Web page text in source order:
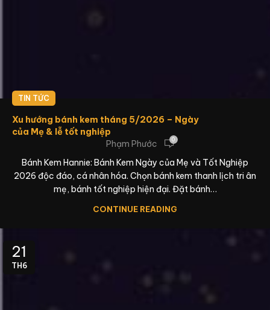
TIN TỨC
Xu hướng bánh kem tháng 5/2026 – Ngày
của Mẹ & lễ tốt nghiệp
Phạm Phước
0
Bánh Kem Hannie: Bánh Kem Ngày của Mẹ và Tốt Nghiệp
2026 độc đáo, cá nhân hóa. Chọn bánh kem thanh lịch tri ân
mẹ, bánh tốt nghiệp hiện đại. Đặt bánh…
CONTINUE READING
21
TH6